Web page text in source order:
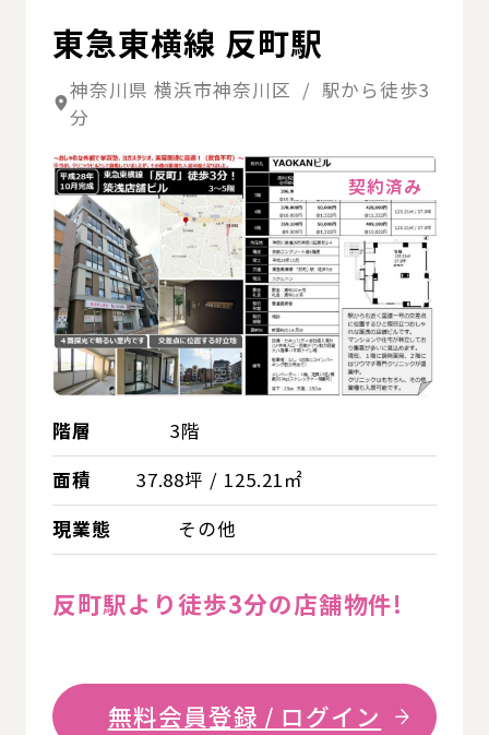
東急東横線 反町駅
神奈川県 横浜市神奈川区 / 駅から徒歩3
分
契約済み
階層
3階
面積
37.88坪 / 125.21㎡
現業態
その他
反町駅より徒歩3分の店舗物件!
無料会員登録 / ログイン